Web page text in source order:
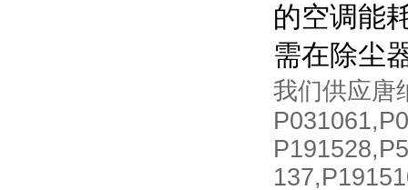
的空调能
需在除尘
我们供应唐